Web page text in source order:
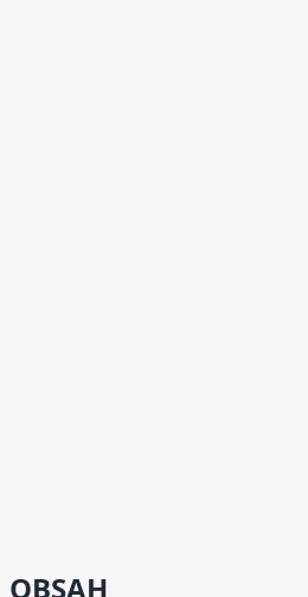
OBSAH